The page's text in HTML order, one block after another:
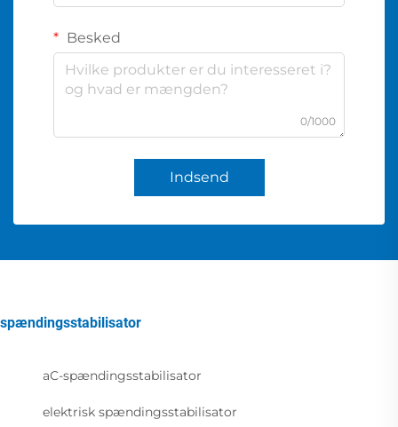
Besked
0/1000
Indsend
spændingsstabilisator
aC-spændingsstabilisator
elektrisk spændingsstabilisator